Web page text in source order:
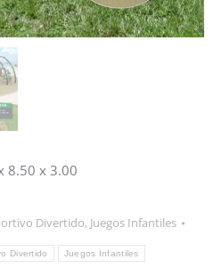
8.50 x 3.00
Divertido, Juegos Infantiles
Divertido Juegos Infantiles